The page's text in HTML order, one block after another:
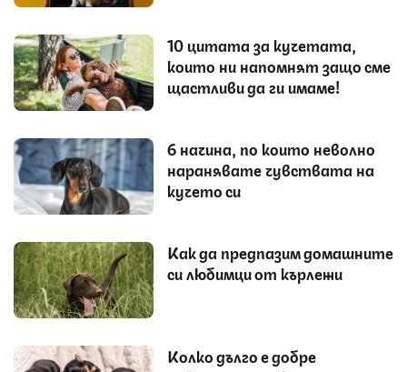
10 цитата за кучетата,
които ни напомнят защо сме
щастливи да ги имаме!
6 начина, по които неволно
наранявате чувствата на
кучето си
Как да предпазим домашните
си любимци от кърлежи
Колко дълго е добре